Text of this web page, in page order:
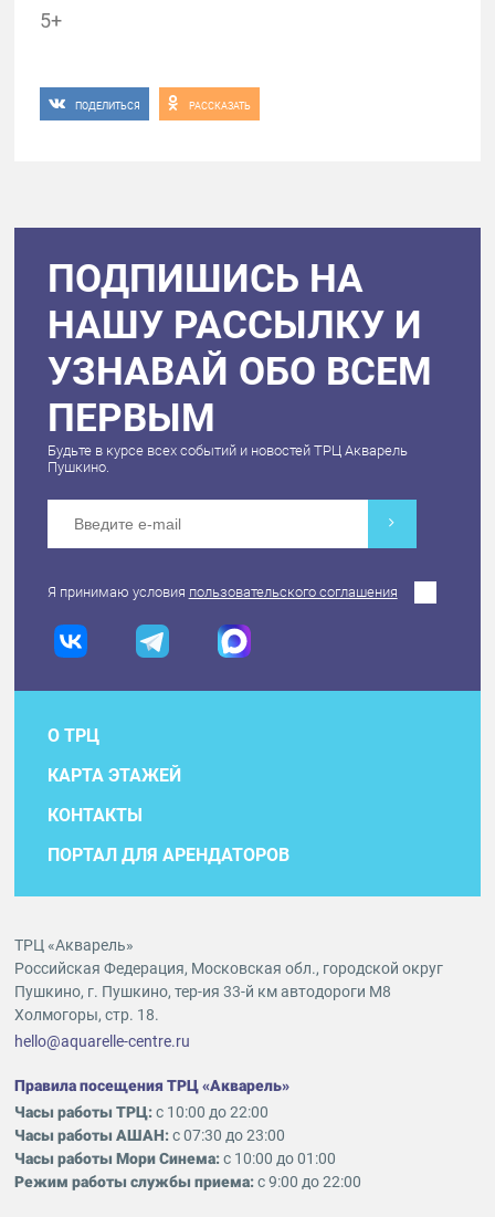
5+
ПОДЕЛИТЬСЯ РАССКАЗАТЬ
ПОДПИШИСЬ НА
НАШУ РАССЫЛКУ И
УЗНАВАЙ ОБО ВСЕМ
ПЕРВЫМ
Будьте в курсе всех событий и новостей ТРЦ Акварель
Пушкино.
Я принимаю условия пользовательского соглашения
О ТРЦ
КАРТА ЭТАЖЕЙ
КОНТАКТЫ
ПОРТАЛ ДЛЯ АРЕНДАТОРОВ
ТРЦ «Акварель»
Российская Федерация, Московская обл., городской округ
Пушкино, г. Пушкино, тер-ия 33-й км автодороги М8
Холмогоры, стр. 18.
hello@aquarelle-centre.ru
Правила посещения ТРЦ «Акварель»
Часы работы ТРЦ:с 10:00 до 22:00
Часы работы АШАН:с 07:30 до 23:00
Часы работы Мори Синема:с 10:00 до 01:00
Режим работы службы приема:с 9:00 до 22:00